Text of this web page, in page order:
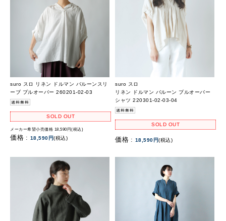
suro スロ リネン ドルマン バルーンスリ
ーブ プルオーバー 260201-02-03
SOLD OUT
メーカー希望小売価格 18,590円(税込)
価格 : 18,590円(税込)
suro スロ
リネン ドルマン バルーン プルオーバー
シャツ 220301-02-03-04
SOLD OUT
価格 : 18,590円(税込)